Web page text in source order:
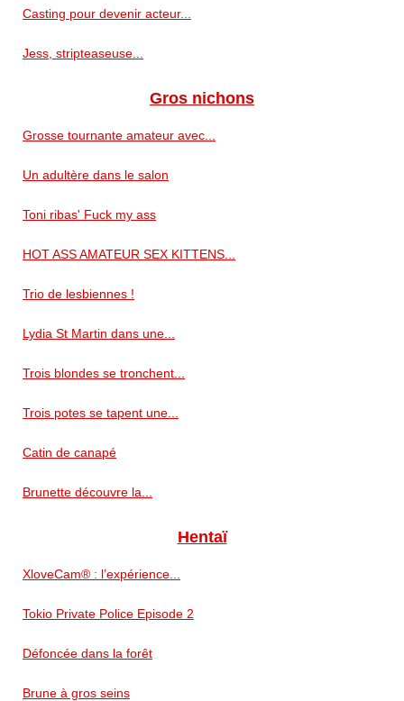
Casting pour devenir acteur...
Jess, stripteaseuse...
Gros nichons
Grosse tournante amateur avec...
Un adultère dans le salon
Toni ribas' Fuck my ass
HOT ASS AMATEUR SEX KITTENS...
Trio de lesbiennes !
Lydia St Martin dans une...
Trois blondes se tronchent...
Trois potes se tapent une...
Catin de canapé
Brunette découvre la...
Hentaï
XloveCam® : l’expérience...
Tokio Private Police Episode 2
Défoncée dans la forêt
Brune à gros seins